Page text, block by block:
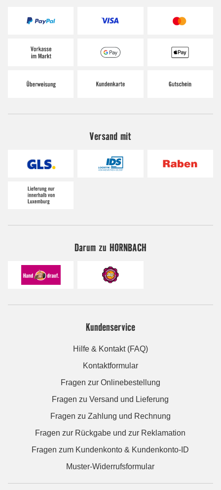
Versand mit
Darum zu HORNBACH
Kundenservice
Hilfe & Kontakt (FAQ)
Kontaktformular
Fragen zur Onlinebestellung
Fragen zu Versand und Lieferung
Fragen zu Zahlung und Rechnung
Fragen zur Rückgabe und zur Reklamation
Fragen zum Kundenkonto & Kundenkonto-ID
Muster-Widerrufsformular